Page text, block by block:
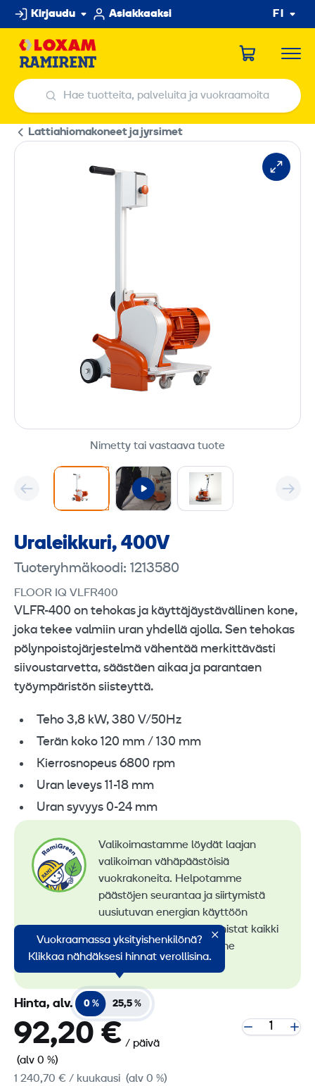
Hyppää
sisältöön
Kirjaudu Asiakkaaksi FI
Hae tuotteita, palveluita ja vuokraamoita
Hae tuotteita, palveluita ja vuokraamoita
Lattiahiomakoneet ja jyrsimet
Nimetty tai vastaava tuote
Uraleikkuri, 400V
Tuoteryhmäkoodi: 1213580
FLOOR IQ VLFR400
VLFR-400 on tehokas ja käyttäjäystävällinen kone,
joka tekee valmiin uran yhdellä ajolla. Sen tehokas
pölynpoistojärjestelmä vähentää merkittävästi
siivoustarvetta, säästäen aikaa ja parantaen
työympäristön siisteyttä.
Teho 3,8 kW, 380 V/50Hz
Terän koko 120 mm / 130 mm
Kierrosnopeus 6800 rpm
Uran leveys 11-18 mm
Uran syvyys 0-24 mm
Valikoimastamme löydät laajan
valikoiman vähäpäästöisiä
vuokrakoneita. Helpotamme
päästöjen seurantaa ja siirtymistä
uusiutuvan energian käyttöön
konevuokrauksessa. Tunnistat kaikki
vähäpäästöiset koneemme
RamiGreen-merkistä.
Vuokraamassa yksityishenkilönä?
Klikkaa nähdäksesi hinnat verollisina.
Hinta, alv. 0 % 25,5 %
92,20 € / päivä
(alv 0 %)
1 240,70 € / kuukausi (alv 0 %)